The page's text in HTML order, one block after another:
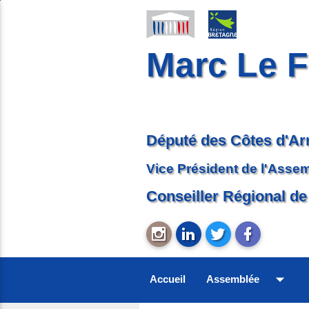
Marc Le
Député des Côtes
Vice Président de
Conseiller Régional
Accueil Assemblée arrow_drop_down